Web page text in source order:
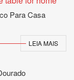
Para Casa
LEIA MAIS